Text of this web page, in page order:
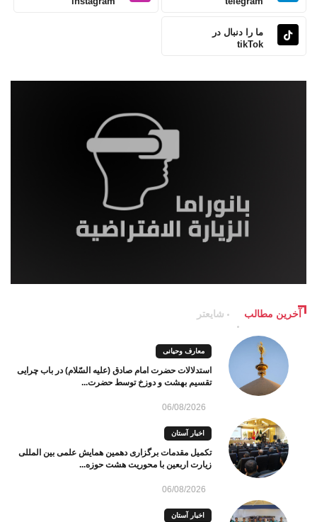
ما را دنبال در
tikTok
آخرین مطالب شایعتر
معارف وحیانی
استدلالات حضرت امام صادق (علیه السّلام) در باب چرایی
تقسیم بهشت و دوزخ توسط حضرت...
06/08/2026
اخبار آستان
تکمیل مقدمات برگزاری دهمین همایش علمی بین المللی
زیارت اربعین با محوریت هشت حوزه...
06/08/2026
اخبار آستان